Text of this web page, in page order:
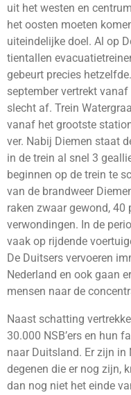
uit het westen en
het oosten moeten
uiteindelijke doel. Al op
tientallen
gebeurt precies
september vertrekt
slecht af. Trein
vanaf het grootste
ver. Nabij Diemen staat
in de trein al snel 3
beginnen op de trein te
van de brandweer
raken zwaar gewond, 40
verwondingen. In de
vaak op rijdende
De Duitsers vervoeren
Nederland en ook gaan
mensen naar de
Naast schatting
30.000 NSB’ers en hun
naar Duitsland. Er zijn in
degenen die er nog zijn,
dan nog niet het einde